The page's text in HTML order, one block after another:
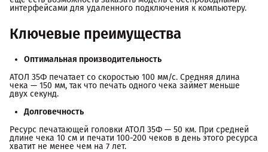
интерфейсами для удаленного подключения к компьютеру.
Ключевые преимущества
Оптимальная производительность
АТОЛ 35Ф печатает со скоростью 100 мм/с. Средняя длина
чека — 150 мм, так что печать одного чека займет меньше
двух секунд.
Долговечность
Ресурс печатающей головки АТОЛ 35Ф — 50 км. При средней
длине чека 10 см и печати 100-200 чеков в день этого ресурса
хватит не менее чем на 7 лет.